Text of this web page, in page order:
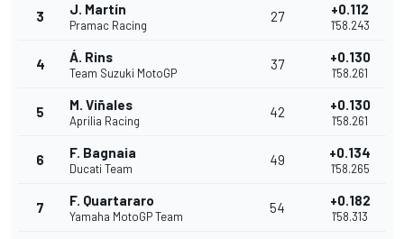
3 J. Martín
Pramac Racing
27 +0.112
1'58.243
4 Á. Rins
Team Suzuki MotoGP
37 +0.130
1'58.261
5 M. Viñales
Aprilia Racing
42 +0.130
1'58.261
6 F. Bagnaia
Ducati Team
49 +0.134
1'58.265
7 F. Quartararo
Yamaha MotoGP Team
54 +0.182
1'58.313